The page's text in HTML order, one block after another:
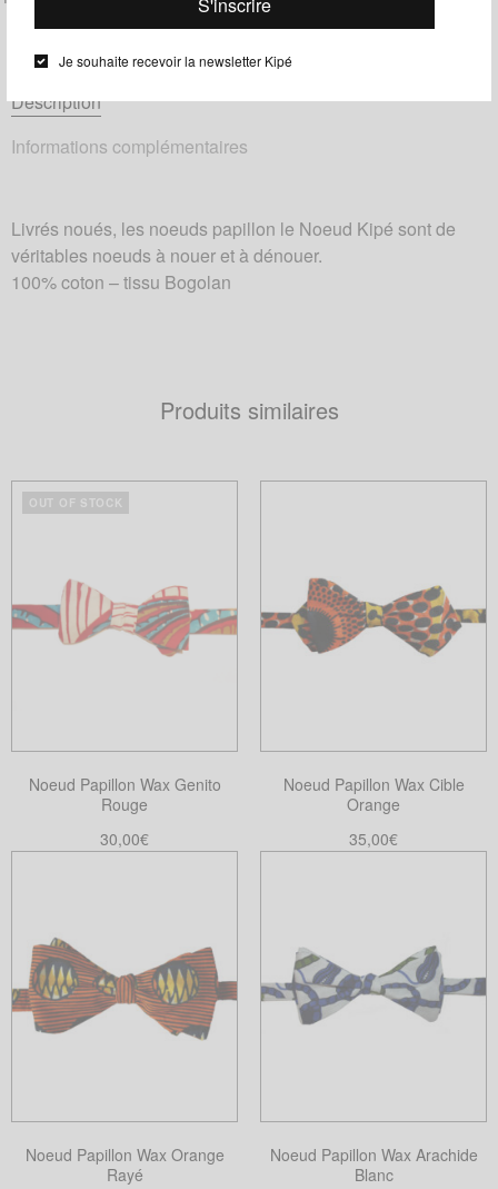
Je souhaite recevoir la newsletter Kipé
Description
Informations complémentaires
Livrés noués, les noeuds papillon le Noeud Kipé sont de
véritables noeuds à nouer et à dénouer.
100% coton – tissu Bogolan
Produits similaires
OUT OF STOCK
Noeud Papillon Wax Genito
Rouge
30,00€
plusieurs
variations.
Les
choisies
sur
la
Noeud Papillon Wax Cible
Orange
35,00€
plusieurs
variations.
choisies
sur
la
Noeud Papillon Wax Orange
Rayé
Noeud Papillon Wax Arachide
Blanc